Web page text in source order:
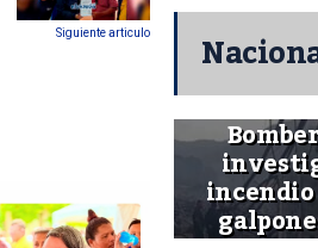
Siguiente articulo